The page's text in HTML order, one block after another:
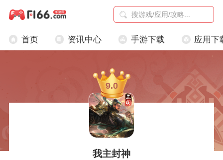
首页 资讯中心 手游下载 应用下
我主封神
9.0